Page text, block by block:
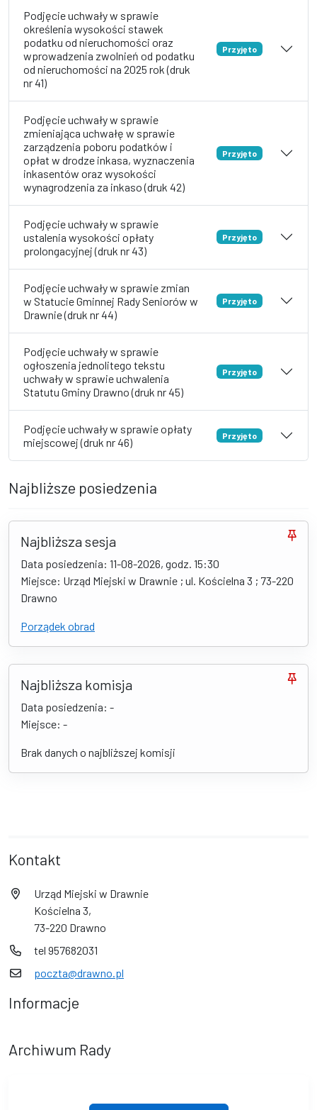
Podjęcie uchwały w sprawie
określenia wysokości stawek
podatku od nieruchomości oraz
wprowadzenia zwolnień od podatku
od nieruchomości na 2025 rok (druk
nr 41)
Przyjęto
Podjęcie uchwały w sprawie
zmieniająca uchwałę w sprawie
zarządzenia poboru podatków i
opłat w drodze inkasa, wyznaczenia
inkasentów oraz wysokości
wynagrodzenia za inkaso (druk 42)
Przyjęto
Podjęcie uchwały w sprawie
ustalenia wysokości opłaty
prolongacyjnej (druk nr 43)
Przyjęto
Podjęcie uchwały w sprawie zmian
w Statucie Gminnej Rady Seniorów w
Drawnie (druk nr 44)
Przyjęto
Podjęcie uchwały w sprawie
ogłoszenia jednolitego tekstu
uchwały w sprawie uchwalenia
Statutu Gminy Drawno (druk nr 45)
Przyjęto
Podjęcie uchwały w sprawie opłaty
miejscowej (druk nr 46)
Przyjęto
Najbliższe posiedzenia
Najbliższa sesja
Data posiedzenia: 11-08-2026, godz. 15:30
Miejsce: Urząd Miejski w Drawnie ; ul. Kościelna 3 ; 73-220
Drawno
Porządek obrad
Najbliższa komisja
Data posiedzenia: -
Miejsce: -
Brak danych o najbliższej komisji
Kontakt
Urząd Miejski w Drawnie
Kościelna 3,
73-220 Drawno
tel 957682031
poczta@drawno.pl
Informacje
Archiwum Rady